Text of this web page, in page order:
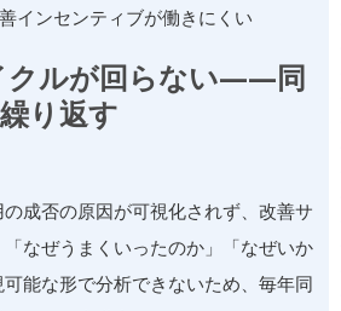
インセンティブが働きにくい
ルが回らない——同
り返す
成否の原因が可視化されず、改善サ
なぜうまくいったのか」「なぜいか
能な形で分析できないため、毎年同